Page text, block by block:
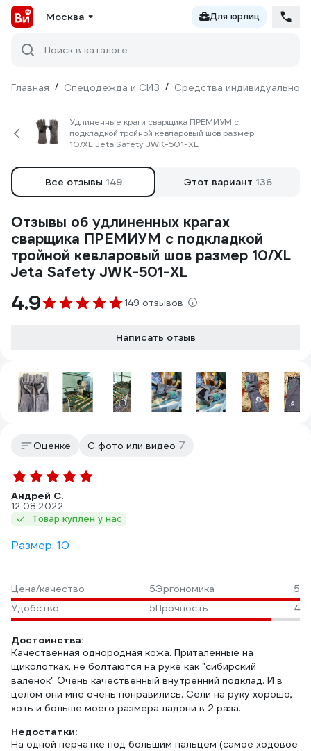
Москва Для юрлиц
Поиск в каталоге
Главная / Спецодежда и СИЗ / Средства индивидуальной
Удлиненные краги сварщика ПРЕМИУМ с
подкладкой тройной кевларовый шов размер
10/XL Jeta Safety JWK-501-XL
Все отзывы 149 Этот вариант 136
Отзывы об удлиненных крагах
сварщика ПРЕМИУМ с подкладкой
тройной кевларовый шов размер 10/XL
Jeta Safety JWK-501-XL
4.9 149 отзывов
Написать отзыв
Оценке С фото или видео 7
Андрей С.
12.08.2022
Товар куплен у нас
Размер: 10
Цена/качество 5Эргономика
5
Удобство
5Прочность 4
Достоинства:
Качественная однородная кожа. Приталенные на
щиколотках, не болтаются на руке как "сибирский
валенок" Очень качественный внутренний подклад. И в
целом они мне очень понравились. Сели на руку хорошо,
хоть и больше моего размера ладони в 2 раза.
Недостатки:
На одной перчатке под большим пальцем (самое ходовое